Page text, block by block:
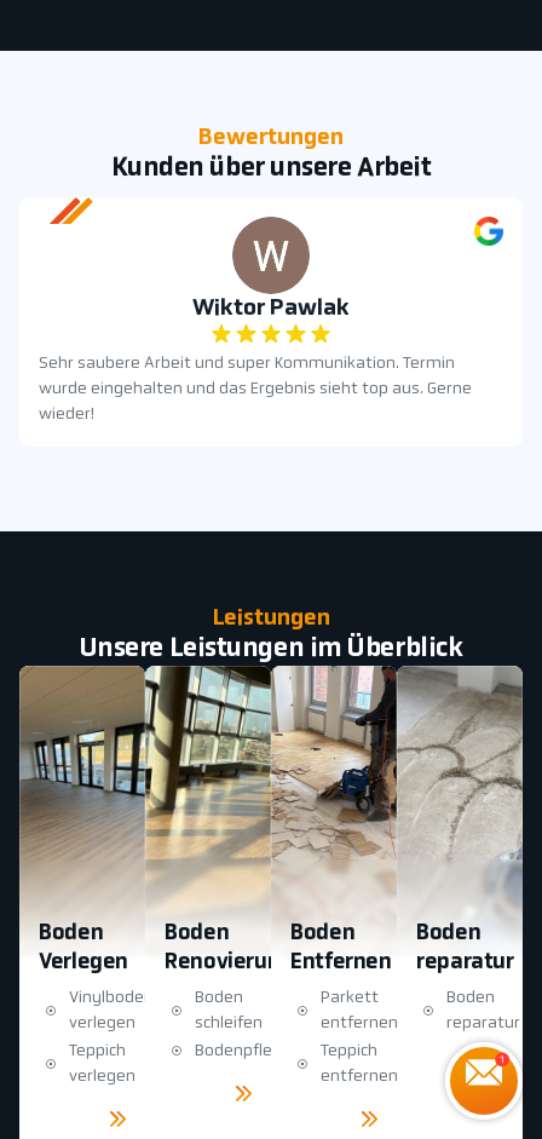
Bewertungen
Kunden über unsere Arbeit
Wiktor Pawlak
Sehr saubere Arbeit und super Kommunikation. Termin
wurde eingehalten und das Ergebnis sieht top aus. Gerne
wieder!
Leistungen
Unsere Leistungen im Überblick
Boden
Verlegen
Vinylboden
verlegen
Teppich
verlegen
Boden
Renovierung
Boden
schleifen
Bodenpflege
Boden
Entfernen
Parkett
entfernen
Teppich
entfernen
Boden
reparatur
Boden
reparatur
Mehr
sehen